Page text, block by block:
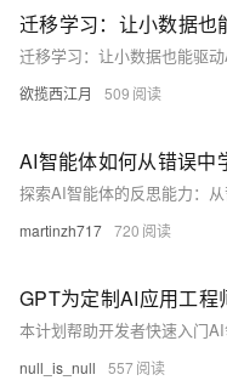
迁移学习：让小数据也
迁移学习：让小数据也能驱
欲揽西江月 509
AI智能体如何从错误中
martinzh717 720
GPT为定制AI应用工程
null_is_null 557